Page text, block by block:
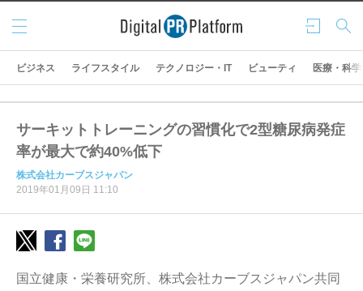
ログ
イン
検索
メニ
ュー
ビジネス ライフスタイル テクノロジー・IT ビューティ 医療・科学
サーキットトレーニングの習慣化で2型糖尿病発症
率が最大で約40%低下
株式会社カーブスジャパン
2019年01月09日 11:10
国立健康・栄養研究所、株式会社カーブスジャパン共同